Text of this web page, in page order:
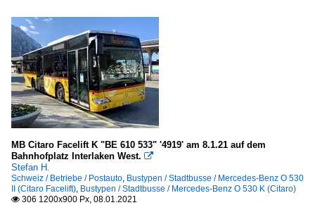
MB Citaro Facelift K "BE 610 533" '4919' am 8.1.21 auf dem
Bahnhofplatz Interlaken West. 
Stefan H.
Schweiz / Betriebe / Postauto, Bustypen / Stadtbusse / Mercedes-Benz O 530
II (Citaro Facelift), Bustypen / Stadtbusse / Mercedes-Benz O 530 K (Citaro)
 306 1200x900 Px, 08.01.2021